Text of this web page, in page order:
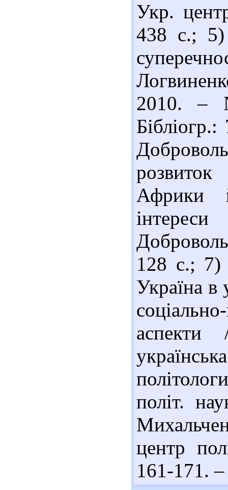
Укр.
438 с.; 5)
2010. –
Африки
128 с.;
Україна в
політ.
центр
161-171. –